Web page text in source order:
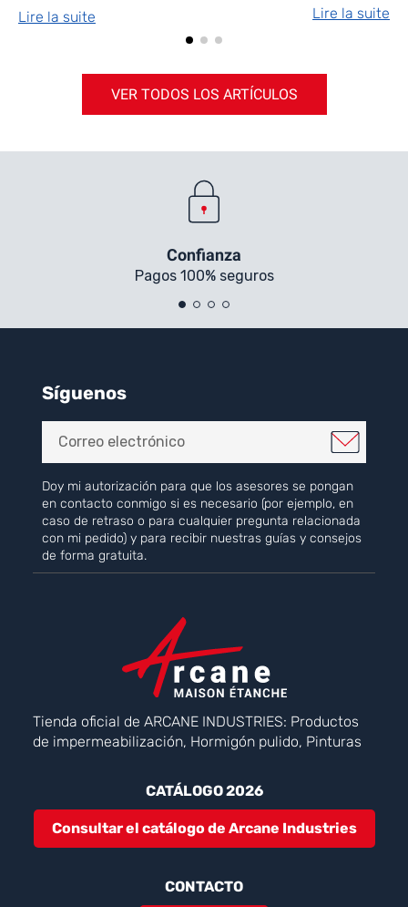
Lire la suite Lire la suite
VER TODOS LOS ARTÍCULOS
Confianza
Pagos 100% seguros
Síguenos
Doy mi autorización para que los asesores se pongan
en contacto conmigo si es necesario (por ejemplo, en
caso de retraso o para cualquier pregunta relacionada
con mi pedido) y para recibir nuestras guías y consejos
de forma gratuita.
Tienda oficial de ARCANE INDUSTRIES: Productos
de impermeabilización, Hormigón pulido, Pinturas
CATÁLOGO 2026
Consultar el catálogo de Arcane Industries
CONTACTO